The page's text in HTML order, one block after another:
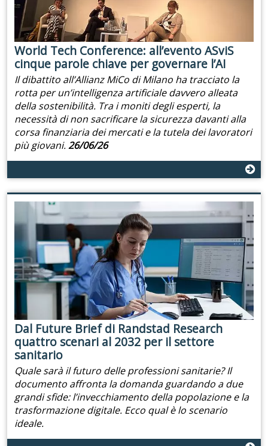
World Tech Conference: all’evento ASviS
cinque parole chiave per governare l’AI
Il dibattito all’Allianz MiCo di Milano ha tracciato la
rotta per un’intelligenza artificiale davvero alleata
della sostenibilità. Tra i moniti degli esperti, la
necessità di non sacrificare la sicurezza davanti alla
corsa finanziaria dei mercati e la tutela dei lavoratori
più giovani.26/06/26
Dal Future Brief di Randstad Research
quattro scenari al 2032 per il settore
sanitario
Quale sarà il futuro delle professioni sanitarie? Il
documento affronta la domanda guardando a due
grandi sfide: l’invecchiamento della popolazione e la
trasformazione digitale. Ecco qual è lo scenario
ideale.